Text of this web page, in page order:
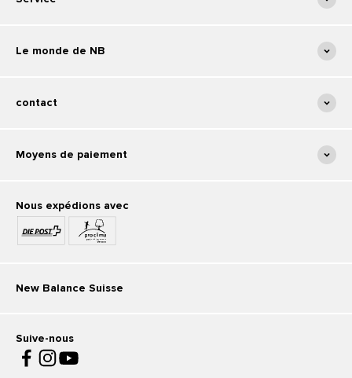
Le monde de NB
contact
New Balance Suisse
Suive-nous
Nous expédions avec
Moyens de paiement